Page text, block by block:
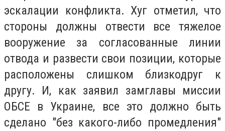
эскалации конфликта. Хуг отметил, что
стороны должны отвести все тяжелое
вооружение за согласованные линии
отвода и развести свои позиции, которые
расположены слишком близкодруг к
другу. И, как заявил замглавы миссии
ОБСЕ в Украине, все это должно быть
сделано "без какого-либо промедления"